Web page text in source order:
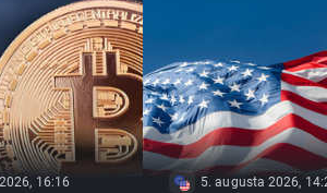
16:16 5. augusta 2026,